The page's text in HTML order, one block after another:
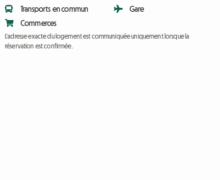
Transports en commun
Commerces
Gare
L'adresse exacte du logement est communiquée uniquement lorsque la
réservation est confirmée.